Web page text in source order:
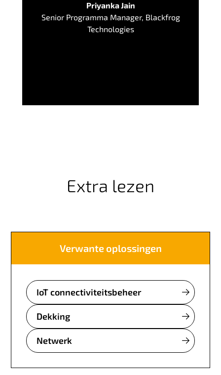
Priyanka Jain
Senior Programma Manager, Blackfrog
Technologies
Extra lezen
Verwante oplossingen
IoT connectiviteitsbeheer
Dekking
Netwerk